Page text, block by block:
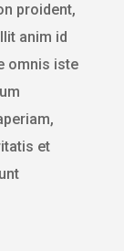
proident,
anim id
omnis iste
et